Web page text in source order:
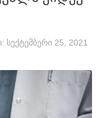
სექტემბერი 25, 2021